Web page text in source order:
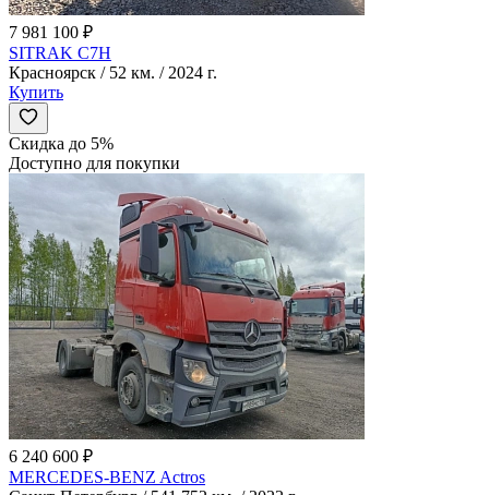
7 981 100 ₽
SITRAK C7H
Красноярск / 52 км. / 2024 г.
Купить
Скидка до 5%
Доступно для покупки
6 240 600 ₽
MERCEDES-BENZ Actros